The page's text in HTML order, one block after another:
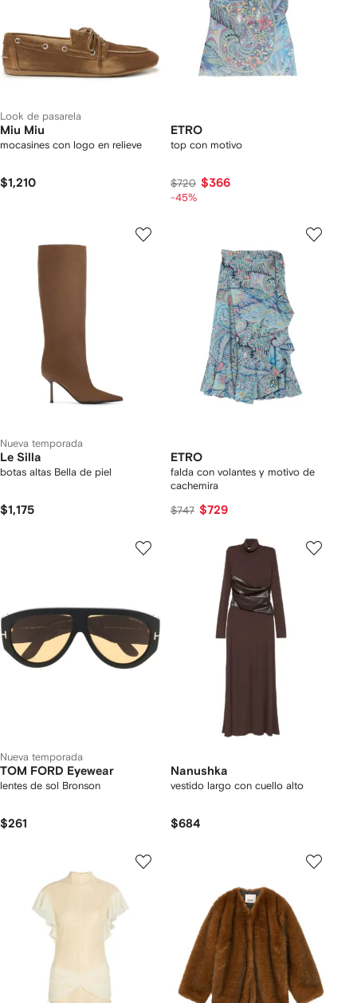
Look de pasarela
Miu Miu
mocasines con logo en relieve
$1,210
ETRO
top con motivo
$720 $366
-45%
Nueva temporada
Le Silla
botas altas Bella de piel
$1,175
ETRO
falda con volantes y motivo de
cachemira
$747 $729
Nueva temporada
TOM FORD Eyewear
lentes de sol Bronson
$261
Nanushka
vestido largo con cuello alto
$684